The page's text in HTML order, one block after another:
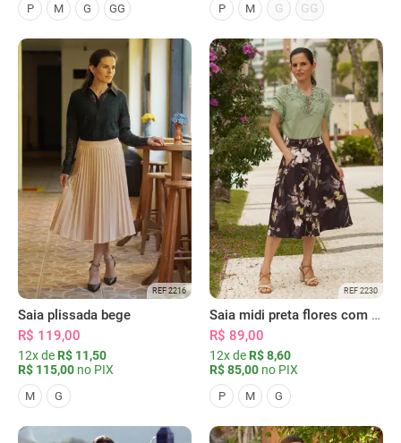
P M G GG P M G GG
REF 2216
Saia plissada bege
R$ 119,00
12x de R$ 11,50
R$ 115,00 no PIX
M G
REF 2230
Saia midi preta flores com bolsos
R$ 89,00
12x de R$ 8,60
R$ 85,00 no PIX
P M G